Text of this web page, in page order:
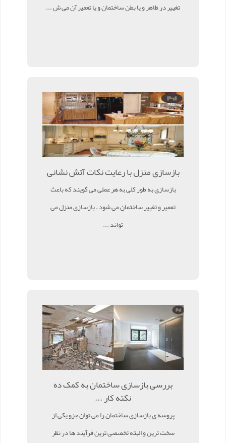
تغییر در ظاهر و یا بطن ساختمان و یا تعمیر آن می ش ...
بازسازی منزل با رعایت نکات آتش نشانی
بازسازی به طور کلی به هر عملی می گویند که باعث
تعمیر و تغییر ساختمان می شود . بازسازی منزل می
تواند ...
بررسی بازسازی ساختمان به کمک ده
نکته کار ...
پروسه ی بازسازی ساختمان را می توان جزو یکی از
سخت ترین و البته تخصصی ترین فرآیند ها در نظر